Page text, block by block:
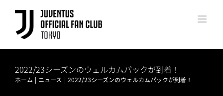
content
2022/23シーズンのウェルカムパックが到着！
ホーム ニュース 2022/23シーズンのウェルカムパックが到着！